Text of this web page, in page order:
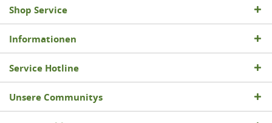
Shop Service
Informationen
Service Hotline
Unsere Communitys